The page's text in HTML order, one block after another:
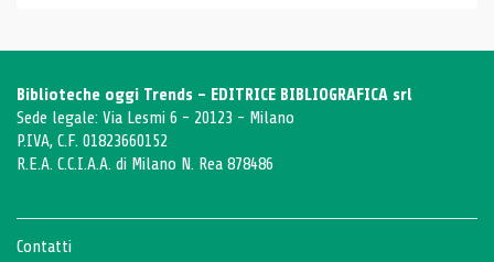
Biblioteche oggi Trends - EDITRICE BIBLIOGRAFICA srl
Sede legale: Via Lesmi 6 - 20123 - Milano
P.IVA, C.F. 01823660152
R.E.A. C.C.I.A.A. di Milano N. Rea 878486
Contatti